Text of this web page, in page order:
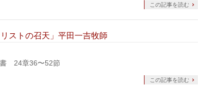
この記事を読む
ストの召天」平田一吉牧師
24章36〜52節
この記事を読む